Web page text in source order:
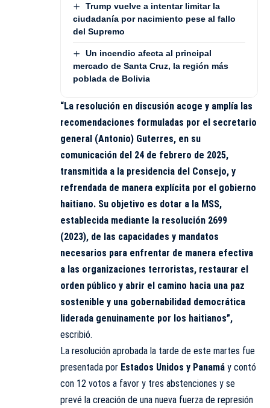
Trump vuelve a intentar limitar la
ciudadanía por nacimiento pese al fallo
del Supremo
Un incendio afecta al principal
mercado de Santa Cruz, la región más
poblada de Bolivia
“La resolución en discusión acoge y amplía las
recomendaciones formuladas por el secretario
general (Antonio) Guterres, en su
comunicación del 24 de febrero de 2025,
transmitida a la presidencia del Consejo, y
refrendada de manera explícita por el gobierno
haitiano. Su objetivo es dotar a la MSS,
establecida mediante la resolución 2699
(2023), de las capacidades y mandatos
necesarios para enfrentar de manera efectiva
a las organizaciones terroristas, restaurar el
orden público y abrir el camino hacia una paz
sostenible y una gobernabilidad democrática
liderada genuinamente por los haitianos”,
escribió.
La resolución aprobada la tarde de este martes fue
presentada por Estados Unidos y Panamá y contó
con 12 votos a favor y tres abstenciones y se
prevé la creación de una nueva fuerza de represión